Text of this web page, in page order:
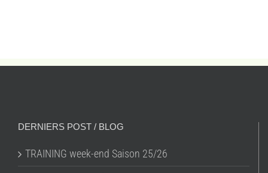
DERNIERS POST / BLOG
TRAINING week-end Saison 25/26